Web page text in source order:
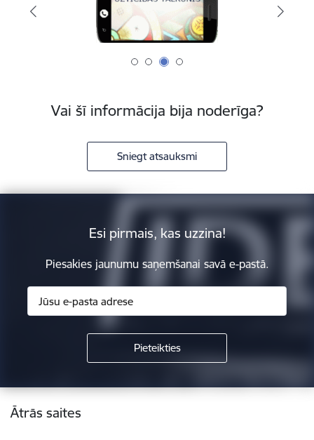
Vai šī informācija bija noderīga?
Sniegt atsauksmi
Esi pirmais, kas uzzina!
Piesakies jaunumu saņemšanai savā e-pastā.
Kājene
Ātrās saites